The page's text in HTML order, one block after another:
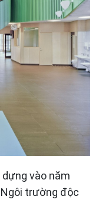
vào năm
trường độc